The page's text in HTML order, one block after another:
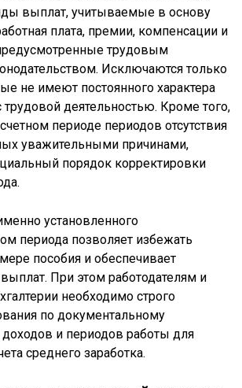
выплат, учитываемые в основу
плата, премии, компенсации и
трудовым
Исключаются только
не имеют постоянного характера
трудовой деятельностью. Кроме того,
периоде периодов отсутствия
уважительными причинами,
порядок корректировки
установленного
периода позволяет избежать
пособия и обеспечивает
При этом работодателям и
необходимо строго
по документальному
и периодов работы для
среднего заработка.